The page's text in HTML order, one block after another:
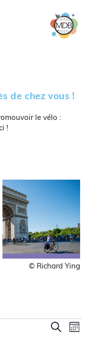
de chez vous !
le vélo :
!
© Richard Ying
Recherche
Mois